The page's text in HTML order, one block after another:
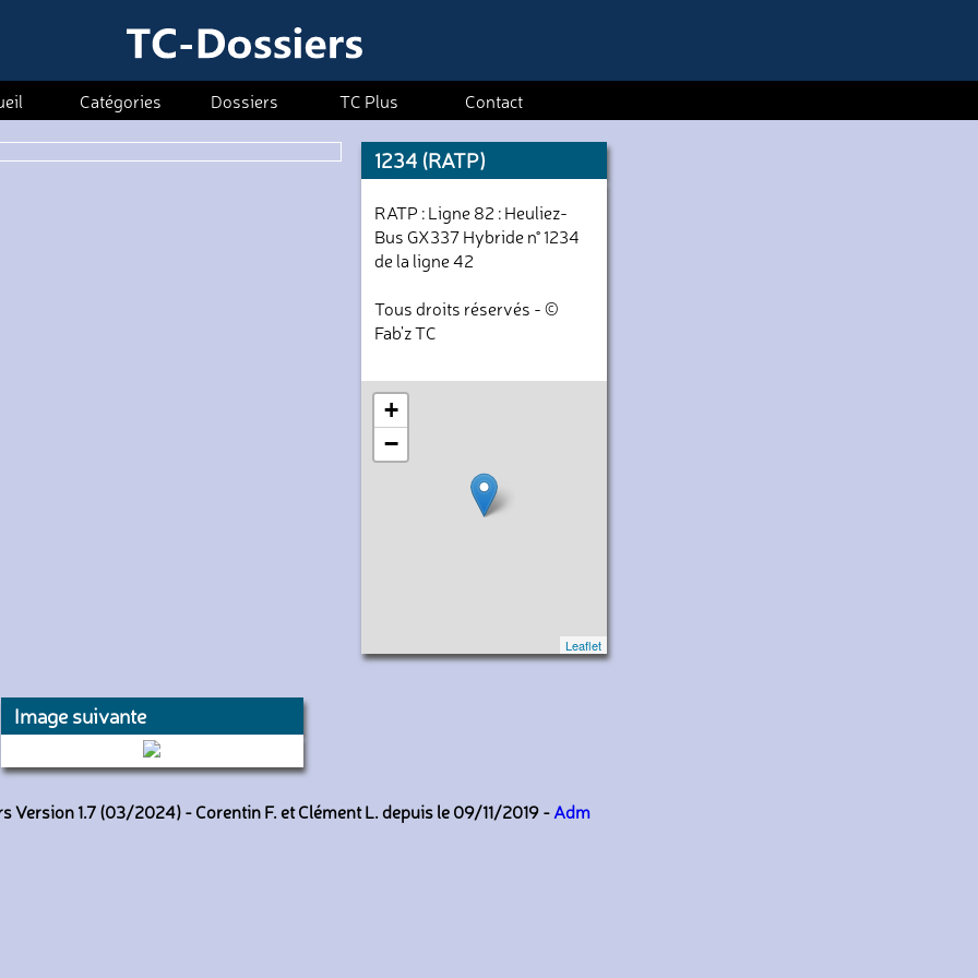
Catégories Dossiers TC Plus Contact
1234 (RATP)
RATP : Ligne 82 : Heuliez-
Bus GX337 Hybride n° 1234
de la ligne 42
Tous droits réservés - ©
Fab'z TC
+
−
Leaflet
Image suivante
2306 (Keolis Lyon)
Version 1.7 (03/2024) - Corentin F. et Clément L. depuis le 09/11/2019 -Adm